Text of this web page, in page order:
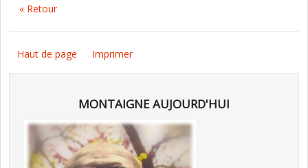
« Retour
Haut de page Imprimer
MONTAIGNE AUJOURD'HUI